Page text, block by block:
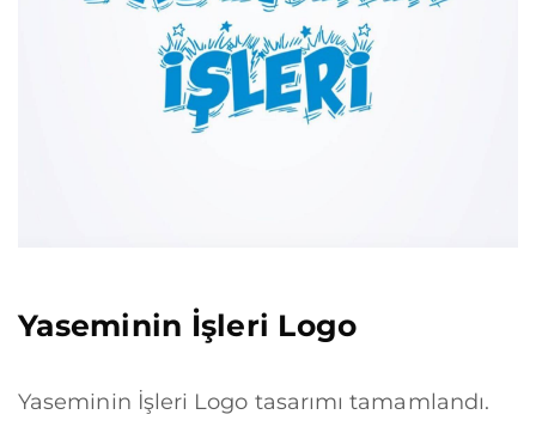
Yaseminin İşleri Logo
Yaseminin İşleri Logo tasarımı tamamlandı.